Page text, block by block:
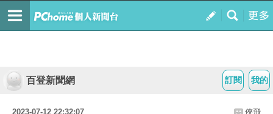
我的
訂閱
百登新聞網
2023-07-12 22:32:07 俠飛